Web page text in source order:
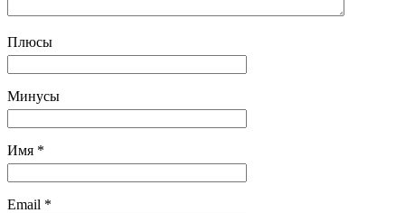
Плюсы
Минусы
Имя *
Email *